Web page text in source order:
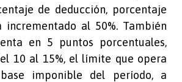
de deducción, porcentaje
incrementado al 50%. También
en 5 puntos porcentuales,
10 al 15%, el límite que opera
imponible del período, a